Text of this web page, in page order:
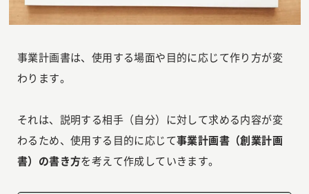
事業計画書は、使用する場面や目的に応じて作り方が変
わります。
それは、説明する相手（自分）に対して求める内容が変
わるため、使用する目的に応じて事業計画書（創業計画
書）の書き方を考えて作成していきます。